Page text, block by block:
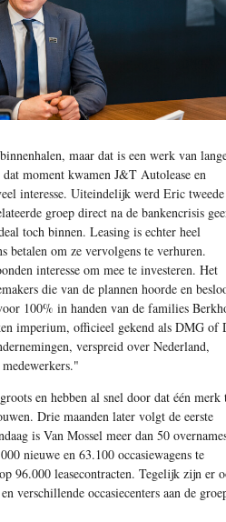
maar dat is een werk van
moment kwamen J&T Autolease en
interesse. Uiteindelijk werd Eric
groep direct na de bankencrisis
toch binnen. Leasing is echter heel
betalen om ze vervolgens te verhuren.
interesse om mee te investeren. Het
die van de plannen hoorde en
100% in handen van de families
imperium, officieel gekend als DMG of
verspreid over Nederland,
en hebben al snel door dat één merk
Drie maanden later volgt de eerste
is Van Mossel meer dan 50
nieuwe en 63.100 occasiewagens te
96.000 leasecontracten. Tegelijk zijn er
verschillende occasiecenters aan de